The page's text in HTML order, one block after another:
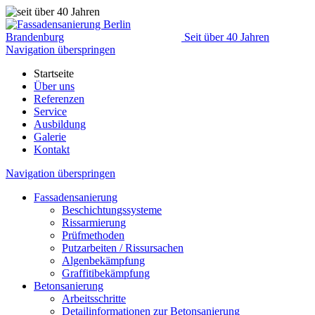
Seit über 40 Jahren
Navigation überspringen
Startseite
Über uns
Referenzen
Service
Ausbildung
Galerie
Kontakt
Navigation überspringen
Fassadensanierung
Beschichtungssysteme
Rissarmierung
Prüfmethoden
Putzarbeiten / Rissursachen
Algenbekämpfung
Graffitibekämpfung
Betonsanierung
Arbeitsschritte
Detailinformationen zur Betonsanierung